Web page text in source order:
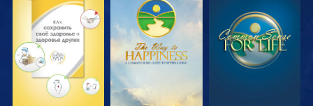
СМОТРЕТЬ СМОТРЕТЬ СМОТРЕТЬ